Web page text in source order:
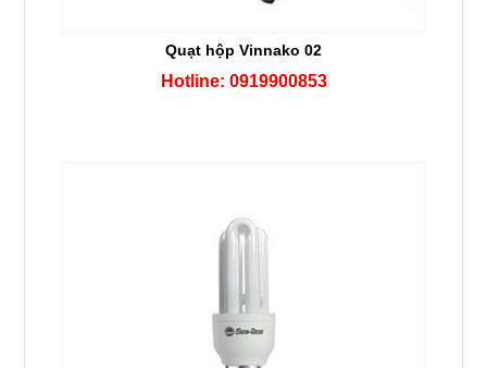
Quạt hộp Vinnako 02
Hotline: 0919900853